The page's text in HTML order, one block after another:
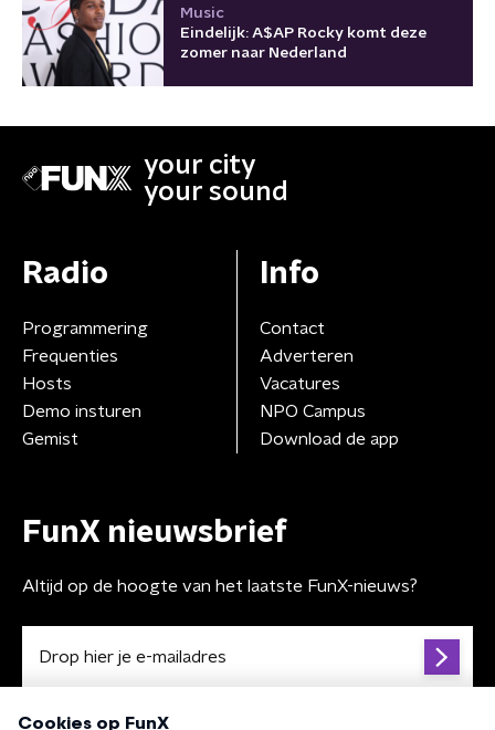
Music
Eindelijk: A$AP Rocky komt deze
zomer naar Nederland
your city
your sound
Radio
Programmering
Frequenties
Hosts
Demo insturen
Gemist
Info
Contact
Adverteren
Vacatures
NPO Campus
Download de app
FunX nieuwsbrief
Altijd op de hoogte van het laatste FunX-nieuws?